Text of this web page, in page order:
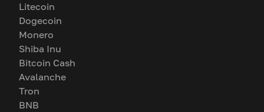
Litecoin
Dogecoin
Monero
Shiba Inu
Bitcoin Cash
Avalanche
Tron
BNB